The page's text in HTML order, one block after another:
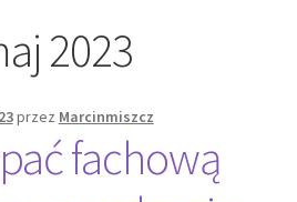
2023
przez Marcinmiszcz
fachową